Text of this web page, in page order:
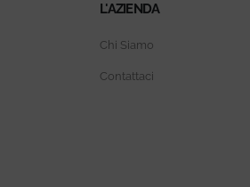
L'AZIENDA
Chi Siamo
Contattaci